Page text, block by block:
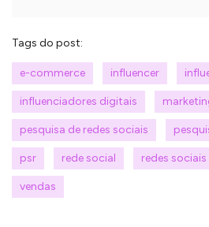
Tags do post:
e-commerce influencer
influenciadores digitais
pesquisa de redes sociais
psr rede social redes sociais
vendas